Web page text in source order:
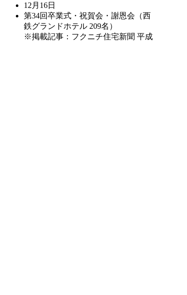
12月16日
第34回卒業式・祝賀会・謝恩会（西
鉄グランドホテル 209名）
※掲載記事：フクニチ住宅新聞 平成